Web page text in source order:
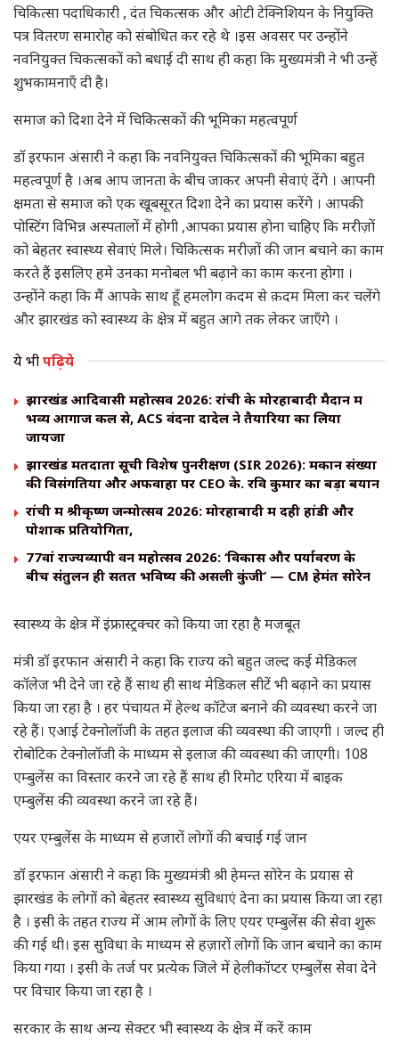
चिकित्सा पदाधिकारी , दंत चिकत्सक और ओटी टेक्निशियन के नियुक्ति
पत्र वितरण समारोह को संबोधित कर रहे थे ।इस अवसर पर उन्होंने
नवनियुक्त चिकत्सकों को बधाई दी साथ ही कहा कि मुख्यमंत्री ने भी उन्हें
शुभकामनाएँ दी है।
समाज को दिशा देने में चिकित्सकों की भूमिका महत्वपूर्ण
डॉ इरफान अंसारी ने कहा कि नवनियुक्त चिकित्सकों की भूमिका बहुत
महत्वपूर्ण है ।अब आप जानता के बीच जाकर अपनी सेवाएं देंगे । आपनी
क्षमता से समाज को एक खूबसूरत दिशा देने का प्रयास करेंगे । आपकी
पोस्टिंग विभिन्न अस्पतालों में होगी ,आपका प्रयास होना चाहिए कि मरीज़ों
को बेहतर स्वास्थ्य सेवाएं मिले। चिकित्सक मरीज़ों की जान बचाने का काम
करते हैं इसलिए हमे उनका मनोबल भी बढ़ाने का काम करना होगा ।
उन्होंने कहा कि मैं आपके साथ हूँ हमलोग कदम से क़दम मिला कर चलेंगे
और झारखंड को स्वास्थ्य के क्षेत्र में बहुत आगे तक लेकर जाएँगे ।
ये भीपढ़िये
झारखंड आदिवासी महोत्सव 2026: रांची के मोरहाबादी मैदान में
भव्य आगाज कल से, ACS वंदना दादेल ने तैयारियों का लिया
जायजा
झारखंड मतदाता सूची विशेष पुनरीक्षण (SIR 2026): मकान संख्या
की विसंगतियों और अफवाहों पर CEO के. रवि कुमार का बड़ा बयान
रांची में श्रीकृष्ण जन्मोत्सव 2026: मोरहाबादी में दही हांडी और
पोशाक प्रतियोगिता,
77वां राज्यव्यापी वन महोत्सव 2026: ‘विकास और पर्यावरण के
बीच संतुलन ही सतत भविष्य की असली कुंजी’ — CM हेमंत सोरेन
स्वास्थ्य के क्षेत्र में इंफ्रास्ट्रक्चर को किया जा रहा है मजबूत
मंत्री डॉ इरफान अंसारी ने कहा कि राज्य को बहुत जल्द कई मेडिकल
कॉलेज भी देने जा रहे हैं साथ ही साथ मेडिकल सीटें भी बढ़ाने का प्रयास
किया जा रहा है । हर पंचायत में हेल्थ कॉटेज बनाने की व्यवस्था करने जा
रहे हैं। एआई टेक्नोलॉजी के तहत इलाज की व्यवस्था की जाएगी । जल्द ही
रोबोटिक टेक्नोलॉजी के माध्यम से इलाज की व्यवस्था की जाएगी। 108
एम्बुलेंस का विस्तार करने जा रहे हैं साथ ही रिमोट एरिया में बाइक
एम्बुलेंस की व्यवस्था करने जा रहे हैं।
एयर एम्बुलेंस के माध्यम से हजारों लोगों की बचाई गई जान
डॉ इरफान अंसारी ने कहा कि मुख्यमंत्री श्री हेमन्त सोरेन के प्रयास से
झारखंड के लोगों को बेहतर स्वास्थ्य सुविधाएं देना का प्रयास किया जा रहा
है । इसी के तहत राज्य में आम लोगों के लिए एयर एम्बुलेंस की सेवा शुरू
की गई थी। इस सुविधा के माध्यम से हज़ारों लोगों कि जान बचाने का काम
किया गया । इसी के तर्ज पर प्रत्येक जिले में हेलीकॉप्टर एम्बुलेंस सेवा देने
पर विचार किया जा रहा है ।
सरकार के साथ अन्य सेक्टर भी स्वास्थ्य के क्षेत्र में करें काम